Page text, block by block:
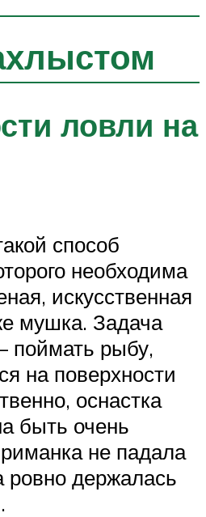
ловли на
способ
необходима
искусственная
мушка. Задача
поймать рыбу,
на поверхности
оснастка
быть очень
не падала
держалась